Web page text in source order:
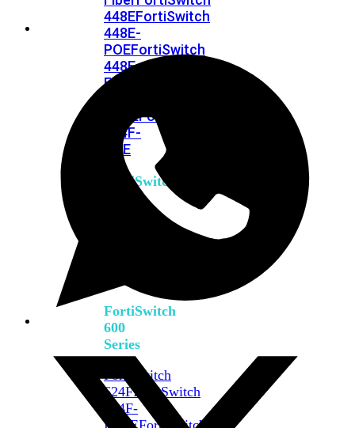
448EFortiSwitch
448E-
POEFortiSwitch
448E-
FPOE
FPOEFortiSwitchRugged
424F-
POE
FortiSwitch
FortiSwitch
600
Series
FortiSwitch
624FFortiSwitch
624F-
FPOEFortiSwitch